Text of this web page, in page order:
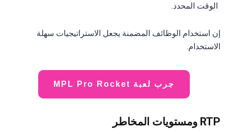
الوقت المحدد.
إن استخدام الوظائف المضمنة يجعل الاستراتيجيات سهلة
الاستخدام.
جرب لعبة MPL Pro Rocket
RTP ومستويات المخاطر